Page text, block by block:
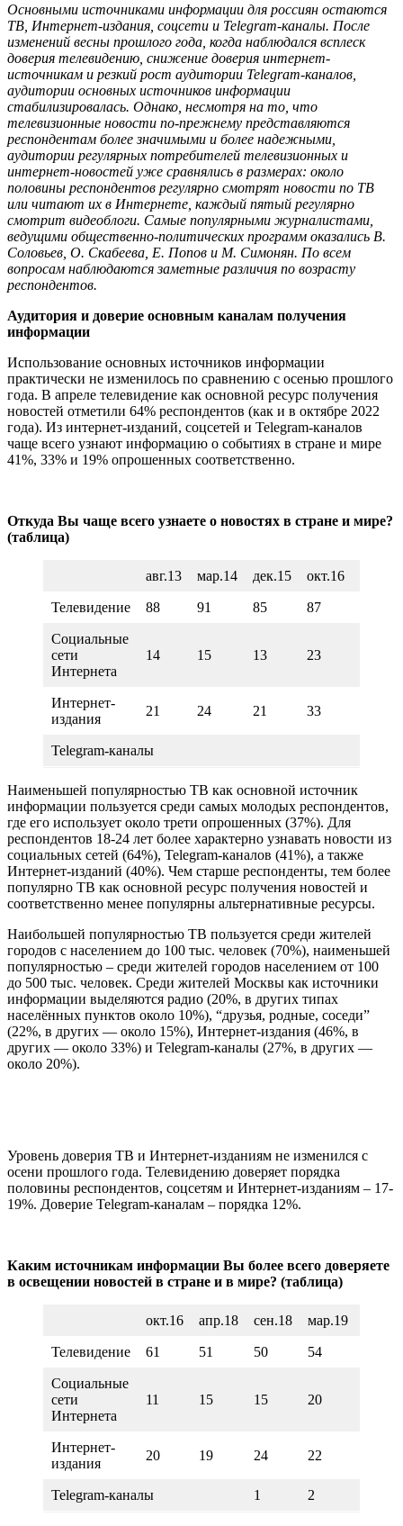
Основными источниками информации для россиян остаются
ТВ, Интернет-издания, соцсети и Telegram-каналы. После
изменений весны прошлого года, когда наблюдался всплеск
доверия телевидению, снижение доверия интернет-
источникам и резкий рост аудитории Telegram-каналов,
аудитории основных источников информации
стабилизировалась. Однако, несмотря на то, что
телевизионные новости по-прежнему представляются
респондентам более значимыми и более надежными,
аудитории регулярных потребителей телевизионных и
интернет-новостей уже сравнялись в размерах: около
половины респондентов регулярно смотрят новости по ТВ
или читают их в Интернете, каждый пятый регулярно
смотрит видеоблоги. Самые популярными журналистами,
ведущими общественно-политических программ оказались В.
Соловьев, О. Скабеева, Е. Попов и М. Симонян. По всем
вопросам наблюдаются заметные различия по возрасту
респондентов.
Аудитория и доверие основным каналам получения
информации
Использование основных источников информации
практически не изменилось по сравнению с осенью прошлого
года. В апреле телевидение как основной ресурс получения
новостей отметили 64% респондентов (как и в октябре 2022
года). Из интернет-изданий, соцсетей и Telegram-каналов
чаще всего узнают информацию о событиях в стране и мире
41%, 33% и 19% опрошенных соответственно.
Откуда Вы чаще всего узнаете о новостях в стране и мире?
(таблица)
авг.13 мар.14 дек.15 окт.16
Телевидение 88 91 85 87
Социальные
сети
Интернета
14 15 13 23
Интернет-
издания
21 24 21 33
Telegram-каналы
Наименьшей популярностью ТВ как основной источник
информации пользуется среди самых молодых респондентов,
где его использует около трети опрошенных (37%). Для
респондентов 18-24 лет более характерно узнавать новости из
социальных сетей (64%), Telegram-каналов (41%), а также
Интернет-изданий (40%). Чем старше респонденты, тем более
популярно ТВ как основной ресурс получения новостей и
соответственно менее популярны альтернативные ресурсы.
Наибольшей популярностью ТВ пользуется среди жителей
городов с населением до 100 тыс. человек (70%), наименьшей
популярностью – среди жителей городов населением от 100
до 500 тыс. человек. Среди жителей Москвы как источники
информации выделяются радио (20%, в других типах
населённых пунктов около 10%), “друзья, родные, соседи”
(22%, в других — около 15%), Интернет-издания (46%, в
других — около 33%) и Telegram-каналы (27%, в других —
около 20%).
Уровень доверия ТВ и Интернет-изданиям не изменился с
осени прошлого года. Телевидению доверяет порядка
половины респондентов, соцсетям и Интернет-изданиям – 17-
19%. Доверие Telegram-каналам – порядка 12%.
Каким источникам информации Вы более всего доверяете
в освещении новостей в стране и в мире? (таблица)
окт.16 апр.18 сен.18 мар.19
Телевидение 61 51 50 54
Социальные
сети
Интернета
11 15 15 20
Интернет-
издания
20 19 24 22
Telegram-каналы 1 2